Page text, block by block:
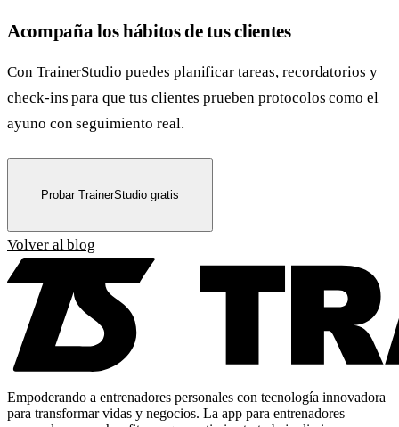
Acompaña los hábitos de tus clientes
Con TrainerStudio puedes planificar tareas, recordatorios y
check-ins para que tus clientes prueben protocolos como el
ayuno con seguimiento real.
Probar TrainerStudio gratis
Volver al blog
Empoderando a entrenadores personales con tecnología innovadora
para transformar vidas y negocios. La app para entrenadores